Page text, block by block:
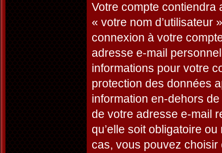
Votre compte contiendra
« votre nom d’utilisateur
connexion à votre
adresse e-mail
informations pour votre
protection des données
information en-dehors
de votre adresse e-mail
qu’elle soit obligatoire
cas, vous pouvez